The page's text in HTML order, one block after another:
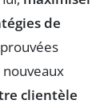
de
clientèle